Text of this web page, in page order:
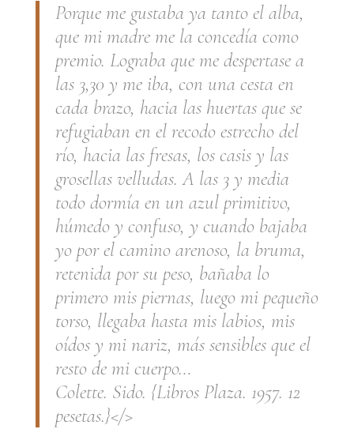
Porque me gustaba ya tanto el alba,
que mi madre me la concedía como
premio. Lograba que me despertase a
las 3,30 y me iba, con una cesta en
cada brazo, hacia las huertas que se
refugiaban en el recodo estrecho del
río, hacia las fresas, los casis y las
grosellas velludas. A las 3 y media
todo dormía en un azul primitivo,
húmedo y confuso, y cuando bajaba
yo por el camino arenoso, la bruma,
retenida por su peso, bañaba lo
primero mis piernas, luego mi pequeño
torso, llegaba hasta mis labios, mis
oídos y mi nariz, más sensibles que el
resto de mi cuerpo…
Colette. Sido. {Libros Plaza. 1957. 12
pesetas.}</>